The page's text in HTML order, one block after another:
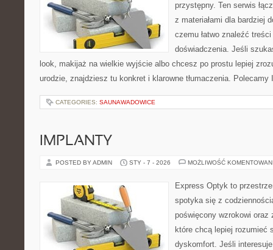
przystępny. Ten serwis
z materiałami dla bardziej
czemu łatwo znaleźć
doświadczenia. Jeśli
look, makijaż na wielkie wyjście albo chcesz po prostu lepiej
urodzie, znajdziesz tu konkret i klarowne tłumaczenia.
CATEGORIES: SAUNAWADOWICE
IMPLANTY
POSTED BY ADMIN STY - 7 - 2026 MOŻLIWOŚĆ
Express Optyk to
spotyka się z
poświęcony wzrokowi oraz
które chcą lepiej rozumieć
dyskomfort. Jeśli